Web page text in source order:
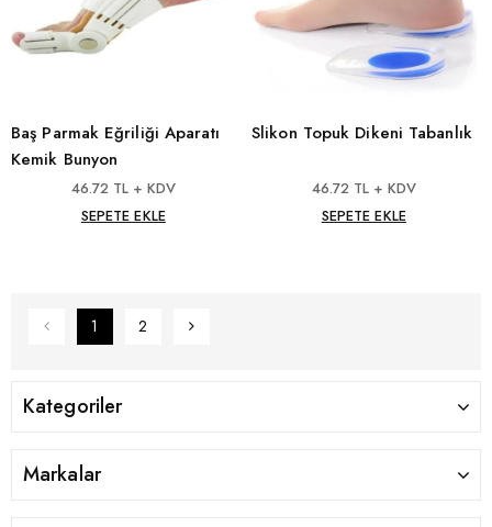
Baş Parmak Eğriliği Aparatı
Kemik Bunyon
46.72 TL + KDV
SEPETE EKLE
Slikon Topuk Dikeni Tabanlık
46.72 TL + KDV
SEPETE EKLE
1 2
Kategoriler
Markalar